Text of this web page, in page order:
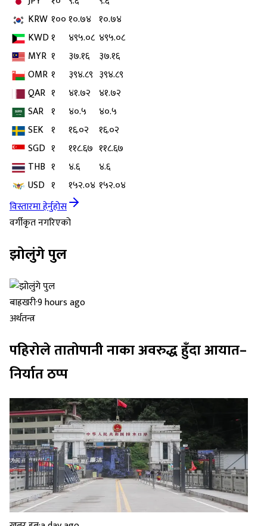
KRW १००१०.७४ १०.७४
KWD१ ४९५.०८ ४९५.०८
MYR १ ३७.१६
३७.१६
OMR १ ३९४.८९ ३९४.८९
QAR १ ४१.७२ ४१.७२
SAR १ ४०.५
४०.५
SEK १ १६.०२
१६.०२
SGD १ ११८.६७ ११८.६७
THB १ ४.६
४.६
USD १ १५२.०४ १५२.०४
विस्तारमा हेर्नुहोस
वर्गीकृत नगरिएको
झोलुंगे पुल
बाह्रखरी·9 hours ago
अर्थतन्त्र
पहिरोले तातोपानी नाका अवरुद्ध हुँदा आयात–
निर्यात ठप्प